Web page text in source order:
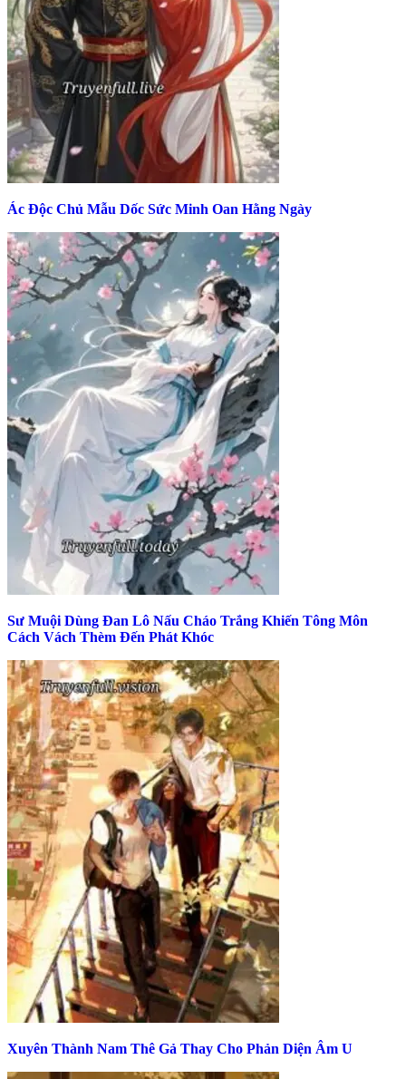
Ác Độc Chủ Mẫu Dốc Sức Minh Oan Hằng Ngày
Sư Muội Dùng Đan Lô Nấu Cháo Trắng Khiến Tông Môn
Cách Vách Thèm Đến Phát Khóc
Xuyên Thành Nam Thê Gả Thay Cho Phản Diện Âm U